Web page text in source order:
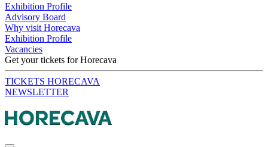
Exhibition Profile
Advisory Board
Why visit Horecava
Exhibition Profile
Vacancies
Get your tickets for Horecava
TICKETS HORECAVA
NEWSLETTER